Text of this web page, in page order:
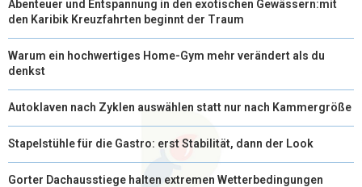
Abenteuer und Entspannung in den exotischen Gewässern:mit
den Karibik Kreuzfahrten beginnt der Traum
Warum ein hochwertiges Home-Gym mehr verändert als du
denkst
Autoklaven nach Zyklen auswählen statt nur nach Kammergröße
Stapelstühle für die Gastro: erst Stabilität, dann der Look
Gorter Dachausstiege halten extremen Wetterbedingungen